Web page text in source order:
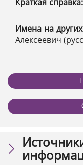
Имена на
Алексеевич